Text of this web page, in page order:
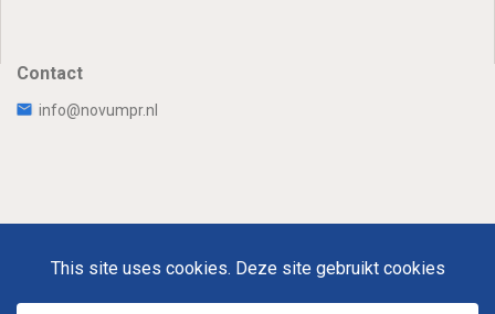
Contact
info@novumpr.nl